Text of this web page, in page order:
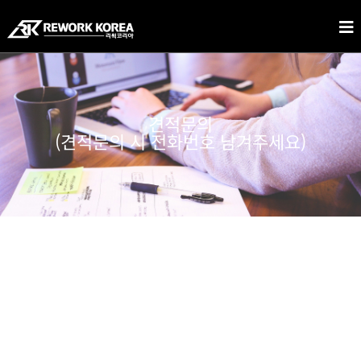
견적문의
(견적문의 시 전화번호 남겨주세요)